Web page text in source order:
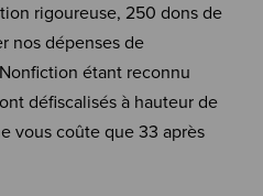
rigoureuse, 250 dons de
nos dépenses de
étant reconnu
défiscalisés à hauteur de
vous coûte que 33 après